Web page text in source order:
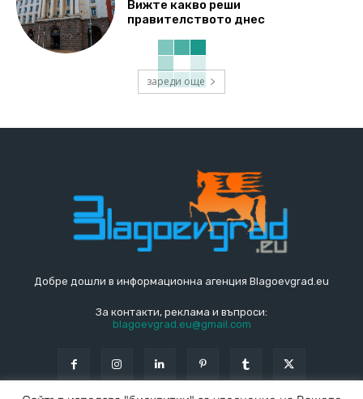
Вижте какво реши
правителството днес
зареди още
Добре дошли в информационна агенция Blagoevgrad.eu
За контакти, реклама и въпроси:
blagoevgrad.eu@gmail.com